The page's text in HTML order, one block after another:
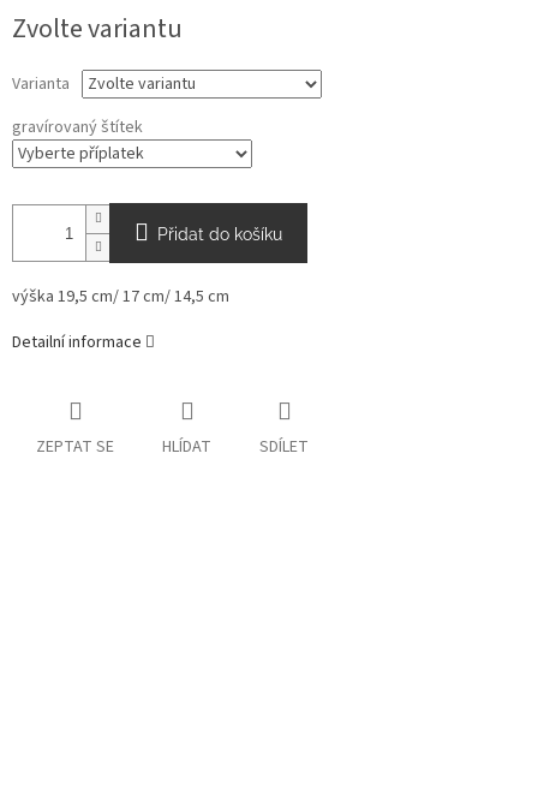
Zvolte variantu
Varianta
gravírovaný štítek
Přidat do košíku
výška 19,5 cm/ 17 cm/ 14,5 cm
Detailní informace
ZEPTAT SE HLÍDAT SDÍLET